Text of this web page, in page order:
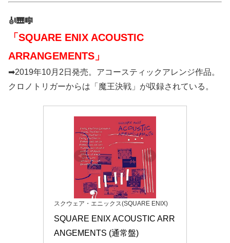
🎻🎹🎼
「SQUARE ENIX ACOUSTIC
ARRANGEMENTS」
➡2019年10月2日発売。アコースティックアレンジ作品。
クロノトリガーからは「魔王決戦」が収録されている。
スクウェア・エニックス(SQUARE ENIX)
SQUARE ENIX ACOUSTIC ARR
ANGEMENTS (通常盤)